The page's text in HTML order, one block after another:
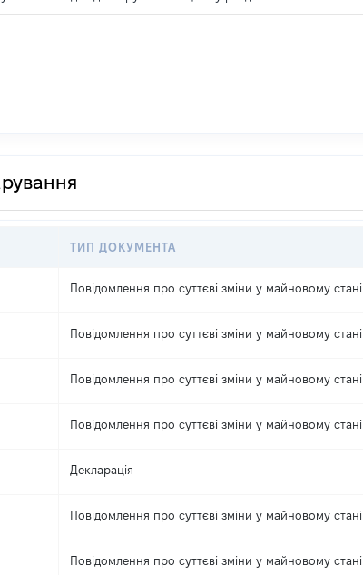
ТИП ДОКУМЕНТА
Повідомлення про суттєві зміни y майновому стані
Повідомлення про суттєві зміни y майновому стані
Повідомлення про суттєві зміни y майновому стані
Повідомлення про суттєві зміни y майновому стані
Декларація
Повідомлення про суттєві зміни y майновому стані
Повідомлення про суттєві зміни y майновому стані